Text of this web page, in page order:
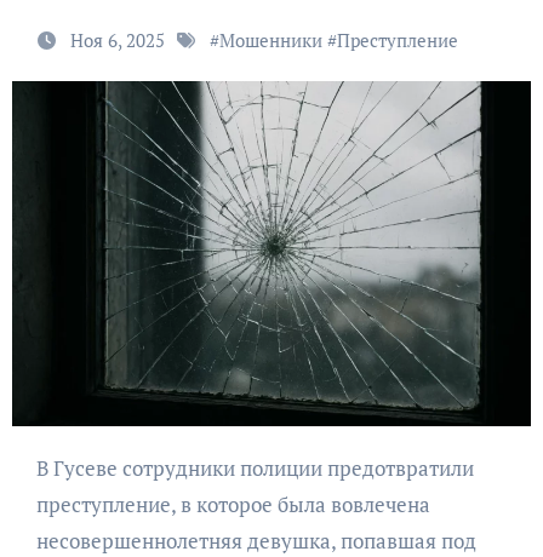
Ноя 6, 2025 #Мошенники#Преступление
В Гусеве сотрудники полиции предотвратили
преступление, в которое была вовлечена
несовершеннолетняя девушка, попавшая под